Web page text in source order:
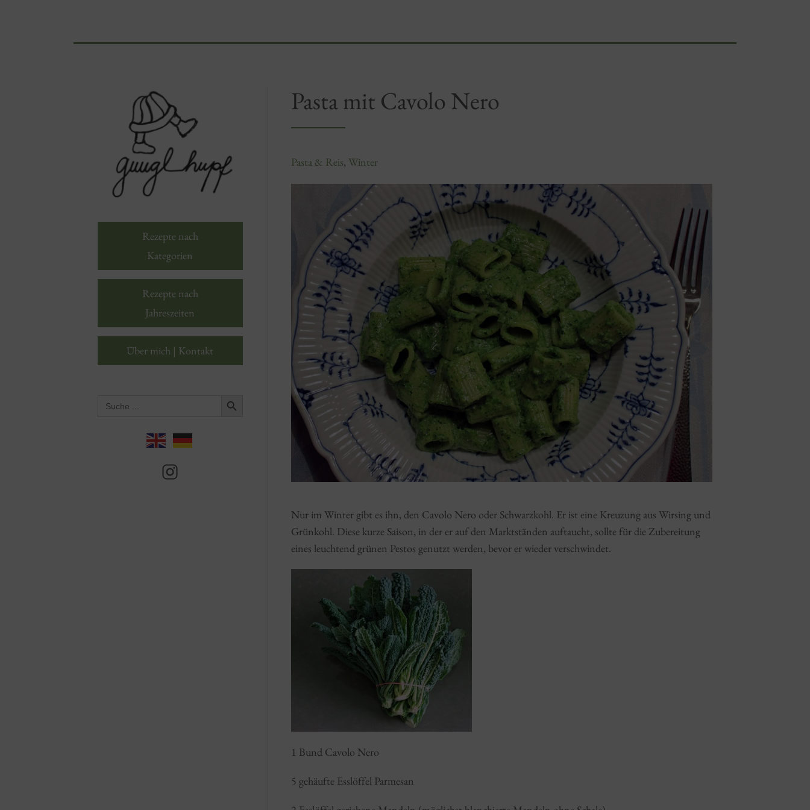
Rezepte nach
Kategorien
Rezepte nach
Jahreszeiten
Über mich | Kontakt
Search
for:
Pasta mit Cavolo Nero
Pasta & Reis, Winter
Nur im Winter gibt es ihn, den Cavolo Nero oder Schwarzkohl. Er ist eine Kreuzung aus Wirsing und
Grünkohl. Diese kurze Saison, in der er auf den Marktständen auftaucht, sollte für die Zubereitung
eines leuchtend grünen Pestos genutzt werden, bevor er wieder verschwindet.
1 Bund Cavolo Nero
5 gehäufte Esslöffel Parmesan